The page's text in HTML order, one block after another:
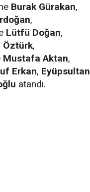
Burak Gürakan,
,
Lütfü Doğan,
Öztürk,
Mustafa Aktan,
Erkan, Eyüpsultan
atandı.